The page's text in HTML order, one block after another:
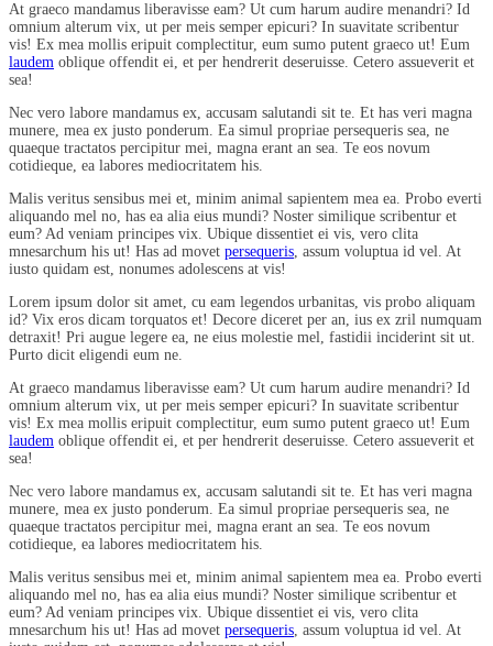
At graeco mandamus liberavisse eam? Ut cum harum audire menandri? Id
omnium alterum vix, ut per meis semper epicuri? In suavitate scribentur
vis! Ex mea mollis eripuit complectitur, eum sumo putent graeco ut! Eum
laudem oblique offendit ei, et per hendrerit deseruisse. Cetero assueverit et
sea!
Nec vero labore mandamus ex, accusam salutandi sit te. Et has veri magna
munere, mea ex justo ponderum. Ea simul propriae persequeris sea, ne
quaeque tractatos percipitur mei, magna erant an sea. Te eos novum
cotidieque, ea labores mediocritatem his.
Malis veritus sensibus mei et, minim animal sapientem mea ea. Probo everti
aliquando mel no, has ea alia eius mundi? Noster similique scribentur et
eum? Ad veniam principes vix. Ubique dissentiet ei vis, vero clita
mnesarchum his ut! Has ad movet persequeris, assum voluptua id vel. At
iusto quidam est, nonumes adolescens at vis!
Lorem ipsum dolor sit amet, cu eam legendos urbanitas, vis probo aliquam
id? Vix eros dicam torquatos et! Decore diceret per an, ius ex zril numquam
detraxit! Pri augue legere ea, ne eius molestie mel, fastidii inciderint sit ut.
Purto dicit eligendi eum ne.
At graeco mandamus liberavisse eam? Ut cum harum audire menandri? Id
omnium alterum vix, ut per meis semper epicuri? In suavitate scribentur
vis! Ex mea mollis eripuit complectitur, eum sumo putent graeco ut! Eum
laudem oblique offendit ei, et per hendrerit deseruisse. Cetero assueverit et
sea!
Nec vero labore mandamus ex, accusam salutandi sit te. Et has veri magna
munere, mea ex justo ponderum. Ea simul propriae persequeris sea, ne
quaeque tractatos percipitur mei, magna erant an sea. Te eos novum
cotidieque, ea labores mediocritatem his.
Malis veritus sensibus mei et, minim animal sapientem mea ea. Probo everti
aliquando mel no, has ea alia eius mundi? Noster similique scribentur et
eum? Ad veniam principes vix. Ubique dissentiet ei vis, vero clita
mnesarchum his ut! Has ad movet persequeris, assum voluptua id vel. At